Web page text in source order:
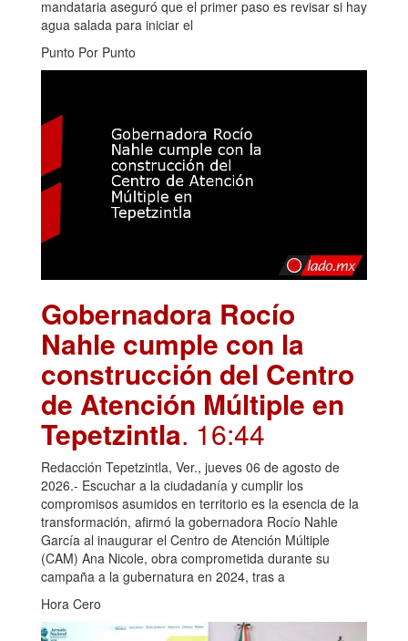
mandataria aseguró que el primer paso es revisar si hay
agua salada para iniciar el
Punto Por Punto
Gobernadora Rocío
Nahle cumple con la
construcción del Centro
de Atención Múltiple en
Tepetzintla. 16:44
Redacción Tepetzintla, Ver., jueves 06 de agosto de
2026.- Escuchar a la ciudadanía y cumplir los
compromisos asumidos en territorio es la esencia de la
transformación, afirmó la gobernadora Rocío Nahle
García al inaugurar el Centro de Atención Múltiple
(CAM) Ana Nicole, obra comprometida durante su
campaña a la gubernatura en 2024, tras a
Hora Cero